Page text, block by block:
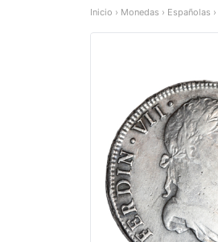
Inicio › Monedas › Españolas ›